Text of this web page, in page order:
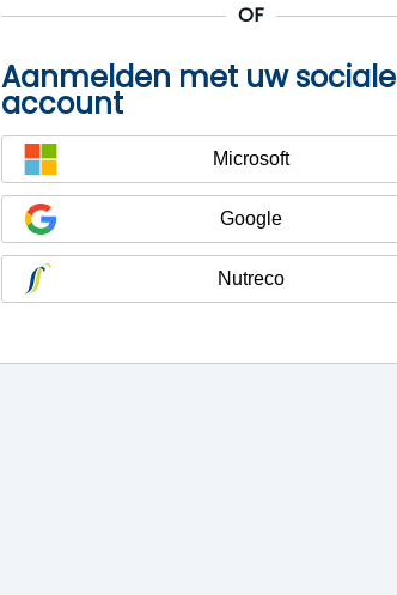
Aanmelden met uw sociale
account
Microsoft
Google
Nutreco
OF